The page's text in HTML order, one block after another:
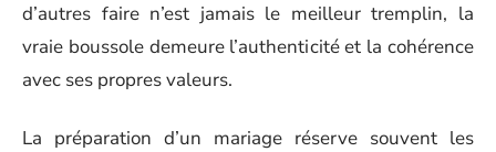
d’autres faire n’est jamais le meilleur tremplin, la
vraie boussole demeure l’authenticité et la cohérence
avec ses propres valeurs.
La préparation d’un mariage réserve souvent les